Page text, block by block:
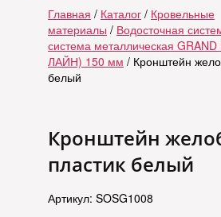
Главная / Каталог / Кровельные
материалы / Водосточная
система металлическая
ЛАЙН) 150 мм / Кронштейн
белый
Кронштейн
пластик белый
Артикул: SOSG1008